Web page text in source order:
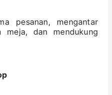
pesanan, mengantar
meja, dan mendukung